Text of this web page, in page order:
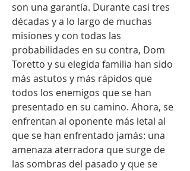
son una garantía. Durante casi tres
décadas y a lo largo de muchas
misiones y con todas las
probabilidades en su contra, Dom
Toretto y su elegida familia han sido
más astutos y más rápidos que
todos los enemigos que se han
presentado en su camino. Ahora, se
enfrentan al oponente más letal al
que se han enfrentado jamás: una
amenaza aterradora que surge de
las sombras del pasado y que se